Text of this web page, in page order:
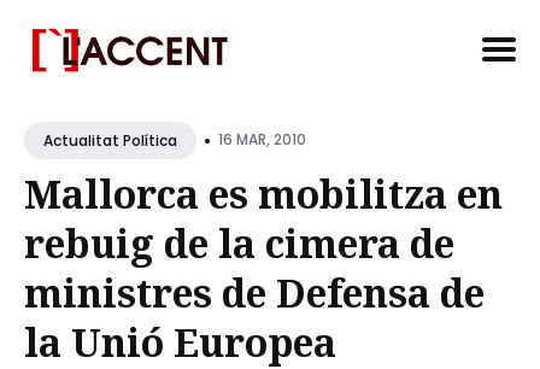
forActualitat Política • 16 MAR, 2010
Mallorca es mobilitza en
rebuig de la cimera de
ministres de Defensa de
la Unió Europea